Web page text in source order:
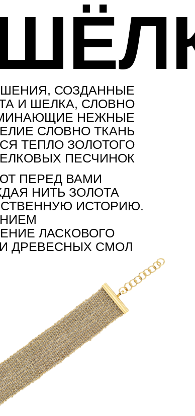
СОЗДАННЫЕ
И ШЕЛКА, СЛОВНО
НЕЖНЫЕ
СЛОВНО ТКАНЬ
ТЕПЛО ЗОЛОТОГО
ПЕСЧИНОК
ПЕРЕД ВАМИ
НИТЬ ЗОЛОТА
ИСТОРИЮ.
ЛАСКОВОГО
ДРЕВЕСНЫХ СМОЛ